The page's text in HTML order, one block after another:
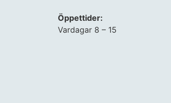
Öppettider:
Vardagar 8 – 15